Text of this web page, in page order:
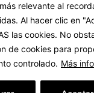
relevante al
Al hacer clic en
las cookies. No
de cookies para
controlado. Más